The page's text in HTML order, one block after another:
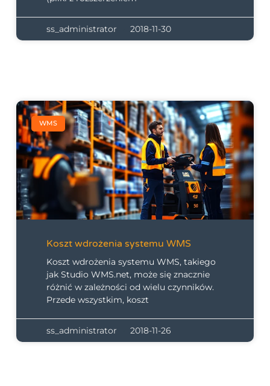
ss_administrator 2018-11-30
WMS
Koszt wdrożenia systemu WMS
Koszt wdrożenia systemu WMS, takiego
jak Studio WMS.net, może się znacznie
różnić w zależności od wielu czynników.
Przede wszystkim, koszt
ss_administrator 2018-11-26